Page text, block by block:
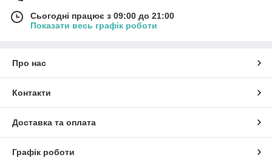
Сьогодні працює з 09:00 до 21:00
Показати весь графік роботи
Про нас
Контакти
Доставка та оплата
Графік роботи